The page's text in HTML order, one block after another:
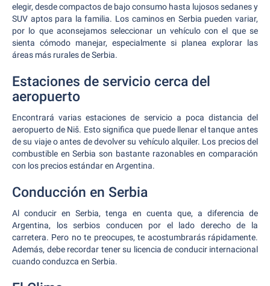
elegir, desde compactos de bajo consumo hasta lujosos sedanes y
SUV aptos para la familia. Los caminos en Serbia pueden variar,
por lo que aconsejamos seleccionar un vehículo con el que se
sienta cómodo manejar, especialmente si planea explorar las
áreas más rurales de Serbia.
Estaciones de servicio cerca del
aeropuerto
Encontrará varias estaciones de servicio a poca distancia del
aeropuerto de Niš. Esto significa que puede llenar el tanque antes
de su viaje o antes de devolver su vehículo alquiler. Los precios del
combustible en Serbia son bastante razonables en comparación
con los precios estándar en Argentina.
Conducción en Serbia
Al conducir en Serbia, tenga en cuenta que, a diferencia de
Argentina, los serbios conducen por el lado derecho de la
carretera. Pero no te preocupes, te acostumbrarás rápidamente.
Además, debe recordar tener su licencia de conducir internacional
cuando conduzca en Serbia.